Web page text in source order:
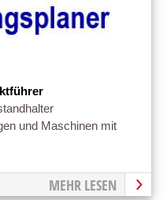
und Maschinen mit
MEHR LESEN